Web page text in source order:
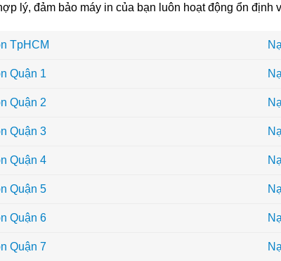
lý, đảm bảo máy in của bạn luôn hoạt động ổn định
TpHCM
Quận 1
Quận 2
Quận 3
Quận 4
Quận 5
Quận 6
Quận 7